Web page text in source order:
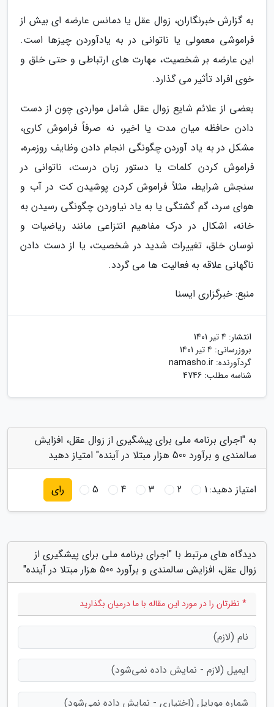
به گزارش خبرنگاران، زوال عقل یا دمانس عارضه ای بیش از
فراموشی معمولی یا ناتوانی در به یادآوردن چیزها است.
این عارضه بر شخصیت، مهارت های ارتباطی و حتی خلق و
خوی افراد تأثیر می گذارد.
بعضی از علائم شایع زوال عقل شامل مواردی چون از دست
دادن حافظه میان مدت یا اخیر، نه صرفاً فراموش کاری،
مشکل در به یاد آوردن چگونگی انجام دادن وظایف روزمره،
فراموش کردن کلمات یا دستور زبان درست، ناتوانی در
سنجش شرایط، مثلاً فراموش کردن پوشیدن کت در آب و
هوای سرد، گم گشتگی یا به یاد نیاوردن چگونگی رسیدن به
خانه، اشکال در درک مفاهیم انتزاعی مانند ریاضیات و
نوسان خلق، تغییرات شدید در شخصیت، یا از دست دادن
ناگهانی علاقه به فعالیت ها می گردد.
منبع: خبرگزاری ایسنا
انتشار: 4 تیر 1401
بروزرسانی: 4 تیر 1401
گردآورنده: namasho.ir
شناسه مطلب: 4746
به "اجرای برنامه ملی برای پیشگیری از زوال عقل، افزایش
سالمندی و برآورد 500 هزار مبتلا در آینده" امتیاز دهید
امتیاز دهید:1
2
3
4
5 رای
دیدگاه های مرتبط با "اجرای برنامه ملی برای پیشگیری از
زوال عقل، افزایش سالمندی و برآورد 500 هزار مبتلا در آینده"
* نظرتان را در مورد این مقاله با ما درمیان بگذارید